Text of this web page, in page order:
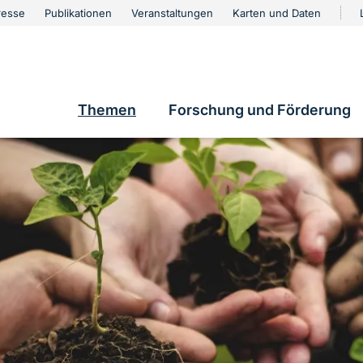
Publikationen Veranstaltungen Karten und Daten
Hauptnavigation
Themen Forschung und Förderung